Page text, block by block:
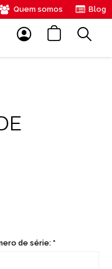
Quem somos Blog
de série: *